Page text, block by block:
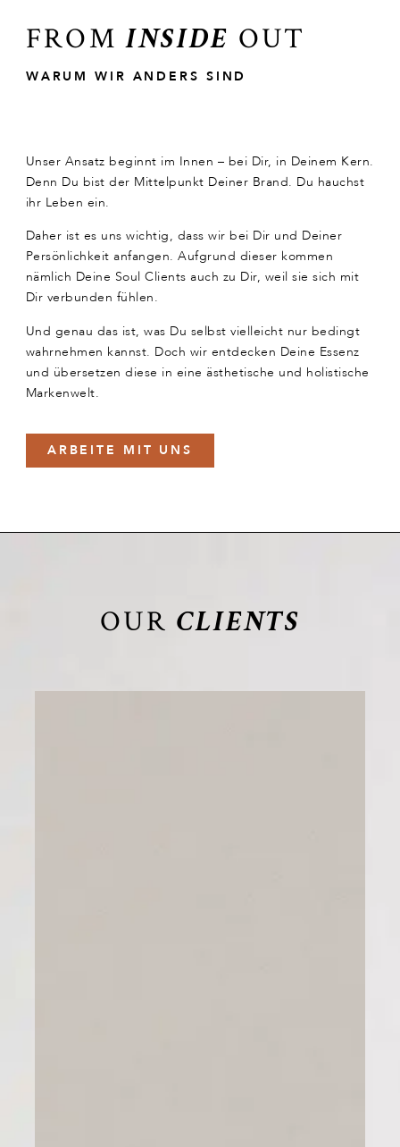
FROMINSIDE OUT
WARUM WIR ANDERS SIND
Unser Ansatz beginnt im Innen – bei Dir, in Deinem Kern.
Denn Du bist der Mittelpunkt Deiner Brand. Du hauchst
ihr Leben ein.
Daher ist es uns wichtig, dass wir bei Dir und Deiner
Persönlichkeit anfangen. Aufgrund dieser kommen
nämlich Deine Soul Clients auch zu Dir, weil sie sich mit
Dir verbunden fühlen.
Und genau das ist, was Du selbst vielleicht nur bedingt
wahrnehmen kannst. Doch wir entdecken Deine Essenz
und übersetzen diese in eine ästhetische und holistische
Markenwelt.
ARBEITE MIT UNS
OURCLIENTS